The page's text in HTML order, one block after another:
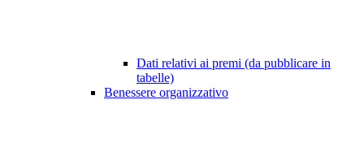
Dati relativi ai premi (da pubblicare in
tabelle)
Benessere organizzativo